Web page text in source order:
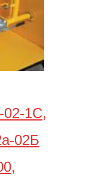
1С,
02Б